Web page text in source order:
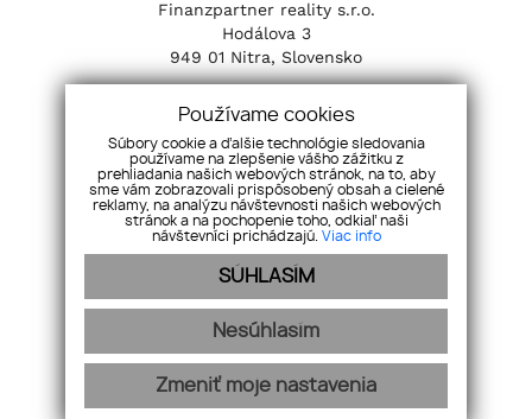
Používame cookies
Súbory cookie a ďalšie technológie sledovania
používame na zlepšenie vášho zážitku z
prehliadania našich webových stránok, na to, aby
sme vám zobrazovali prispôsobený obsah a cielené
reklamy, na analýzu návštevnosti našich webových
stránok a na pochopenie toho, odkiaľ naši
návštevníci prichádzajú. Viac info
SÚHLASÍM
Nesúhlasím
Zmeniť moje nastavenia
Finanzpartner reality s.r.o.
Hodálova 3
949 01 Nitra, Slovensko
Sociálne siete:
Hypotéky